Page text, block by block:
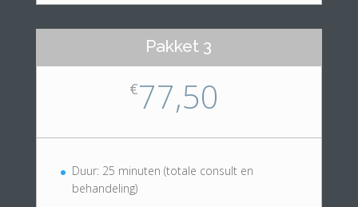
Pakket 3
€77,50
Duur: 25 minuten (totale consult en
behandeling)